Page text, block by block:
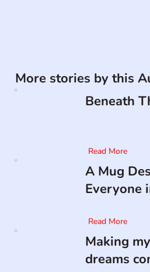
More stories by this
Beneath
Read More
A Mug
Everyone
Read More
Making
dreams